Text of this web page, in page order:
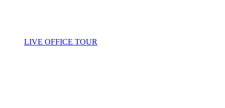
LIVE OFFICE TOUR